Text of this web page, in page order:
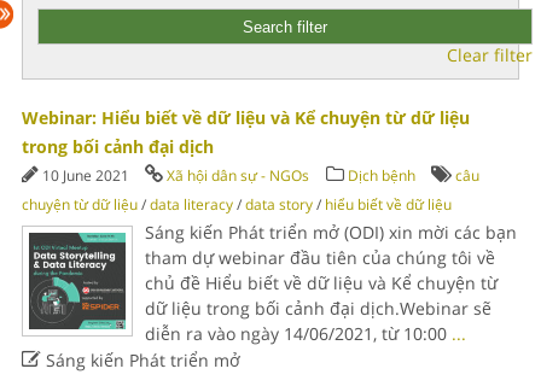
Clear filter
Webinar: Hiểu biết về dữ liệu và Kể chuyện từ dữ liệu
trong bối cảnh đại dịch
10 June 2021 Xã hội dân sự - NGOs Dịch bệnh
câu
chuyện từ dữ liệu/data literacy/data story/ hiểu biết về dữ liệu
Sáng kiến Phát triển mở (ODI) xin mời các bạn
tham dự webinar đầu tiên của chúng tôi về
chủ đề Hiểu biết về dữ liệu và Kể chuyện từ
dữ liệu trong bối cảnh đại dịch.Webinar sẽ
diễn ra vào ngày 14/06/2021, từ 10:00 ...
Sáng kiến Phát triển mở